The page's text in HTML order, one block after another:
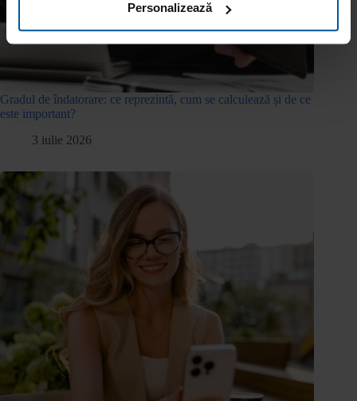
Personalizează
Gradul de îndatorare: ce reprezintă, cum se calculează și de ce
este important?
3 iulie 2026